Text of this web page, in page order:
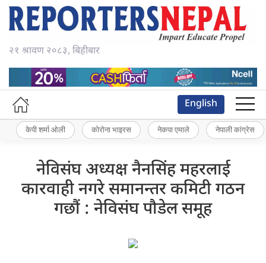
२१ श्रावण २०८३, बिहीबार
English
केपी शर्मा ओली कोरोना भाइरस नेकपा एमाले नेपाली कांग्रेस
नेविसंघ अध्यक्ष नैनसिंह महरलाई
कारवाही नगरे समानन्तर कमिटी गठन
गछौं : नेविसंघ पौडेल समूह